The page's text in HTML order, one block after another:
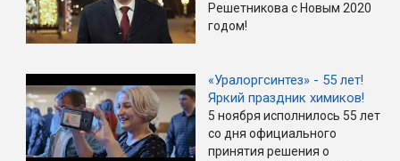
Решетникова с Новым 2020
годом!
«Уралоргсинтез» - 55 лет!
Яркий праздник химиков!
5 ноября исполнилось 55 лет
со дня официального
принятия решения о